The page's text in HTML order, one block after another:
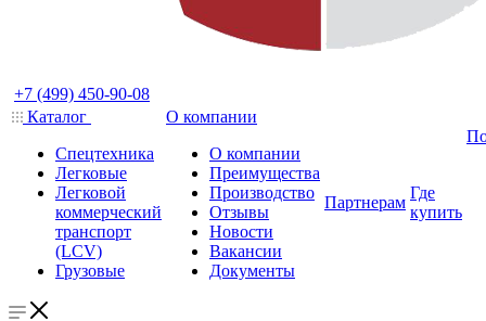
+7 (499) 450-90-08
Каталог
Спецтехника
Легковые
Легковой
коммерческий
транспорт
(LCV)
Грузовые
О компании
О компании
Преимущества
Производство
Отзывы
Новости
Вакансии
Документы
Партнерам
Где
купить